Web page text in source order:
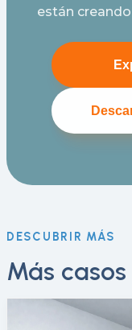
están
DESCUBRIR MÁS
Más casos